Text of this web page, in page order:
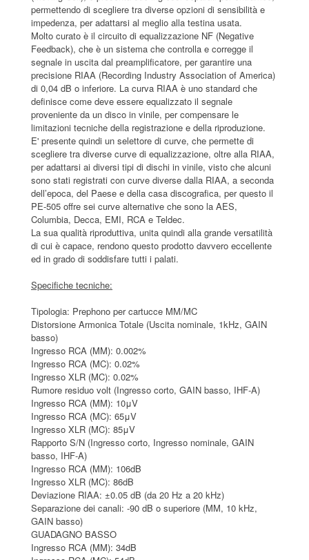
permettendo di scegliere tra diverse opzioni di sensibilità e
impedenza, per adattarsi al meglio alla testina usata.
Molto curato è il circuito di equalizzazione NF (Negative
Feedback), che è un sistema che controlla e corregge il
segnale in uscita dal preamplificatore, per garantire una
precisione RIAA (Recording Industry Association of America)
di 0,04 dB o inferiore. La curva RIAA è uno standard che
definisce come deve essere equalizzato il segnale
proveniente da un disco in vinile, per compensare le
limitazioni tecniche della registrazione e della riproduzione.
E' presente quindi un selettore di curve, che permette di
scegliere tra diverse curve di equalizzazione, oltre alla RIAA,
per adattarsi ai diversi tipi di dischi in vinile, visto che alcuni
sono stati registrati con curve diverse dalla RIAA, a seconda
dell’epoca, del Paese e della casa discografica, per questo il
PE-505 offre sei curve alternative che sono la AES,
Columbia, Decca, EMI, RCA e Teldec.
La sua qualità riproduttiva, unita quindi alla grande versatilità
di cui è capace, rendono questo prodotto davvero eccellente
ed in grado di soddisfare tutti i palati.
Specifiche tecniche:
Tipologia: Prephono per cartucce MM/MC
Distorsione Armonica Totale (Uscita nominale, 1kHz, GAIN
basso)
Ingresso RCA (MM): 0.002%
Ingresso RCA (MC): 0.02%
Ingresso XLR (MC): 0.02%
Rumore residuo volt (Ingresso corto, GAIN basso, IHF-A)
Ingresso RCA (MM): 10μV
Ingresso RCA (MC): 65μV
Ingresso XLR (MC): 85μV
Rapporto S/N (Ingresso corto, Ingresso nominale, GAIN
basso, IHF-A)
Ingresso RCA (MM): 106dB
Ingresso XLR (MC): 86dB
Deviazione RIAA: ±0.05 dB (da 20 Hz a 20 kHz)
Separazione dei canali: -90 dB o superiore (MM, 10 kHz,
GAIN basso)
GUADAGNO BASSO
Ingresso RCA (MM): 34dB